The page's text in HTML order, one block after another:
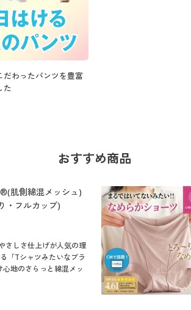
だわったパンツを豊富
た
おすすめ商品
肌側綿混メッシュ)
・フルカップ)
さしさ仕上げが人気の理
「Tシャツみたいなブラ
地のさらっと綿混メッ